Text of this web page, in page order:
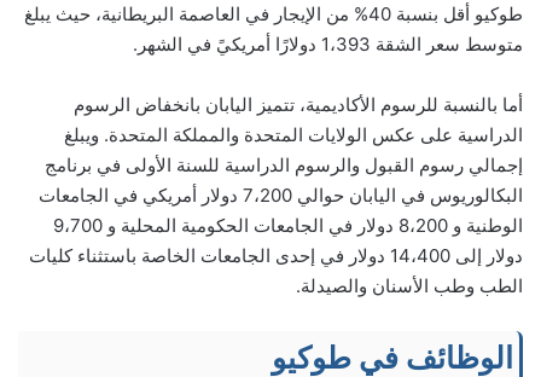
طوكيو أقل بنسبة 40% من الإيجار في العاصمة البريطانية، حيث يبلغ
متوسط ​​سعر الشقة 1،393 دولارًا أمريكيً في الشهر.
أما بالنسبة للرسوم الأكاديمية، تتميز اليابان بانخفاض الرسوم
الدراسية على عكس الولايات المتحدة والمملكة المتحدة. ويبلغ
إجمالي رسوم القبول والرسوم الدراسية للسنة الأولى في برنامج
البكالوريوس في اليابان حوالي 7،200 دولار أمريكي في الجامعات
الوطنية و 8،200 دولار في الجامعات الحكومية المحلية و 9،700
دولار إلى 14،400 دولار في إحدى الجامعات الخاصة باستثناء كليات
الطب وطب الأسنان والصيدلة.
الوظائف في طوكيو